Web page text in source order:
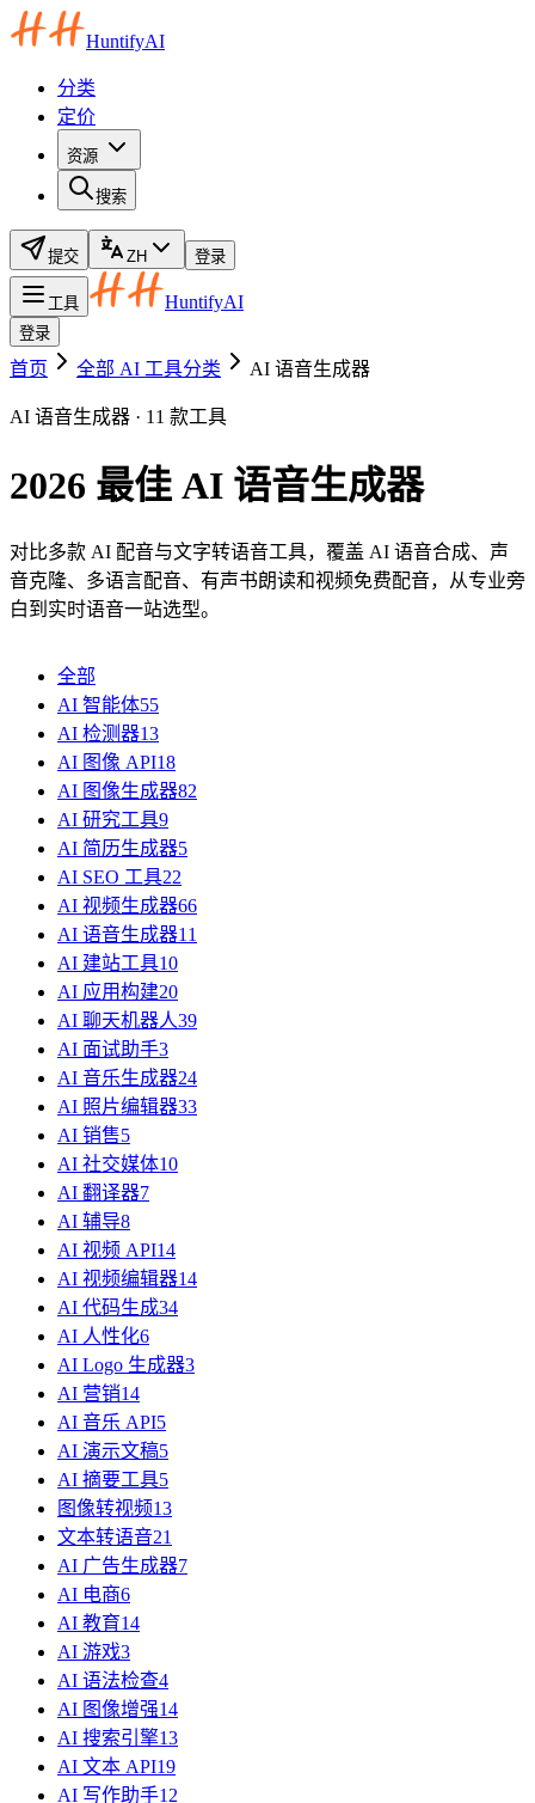
HuntifyAI
分类
定价
资源
搜索
提交 ZH 登录
工具 HuntifyAI
登录
首页 全部 AI 工具分类 AI 语音生成器
AI 语音生成器 · 11 款工具
2026 最佳 AI 语音生成器
对比多款 AI 配音与文字转语音工具，覆盖 AI 语音合成、声
音克隆、多语言配音、有声书朗读和视频免费配音，从专业旁
白到实时语音一站选型。
全部
AI 智能体55
AI 检测器13
AI 图像 API18
AI 图像生成器82
AI 研究工具9
AI 简历生成器5
AI SEO 工具22
AI 视频生成器66
AI 语音生成器11
AI 建站工具10
AI 应用构建20
AI 聊天机器人39
AI 面试助手3
AI 音乐生成器24
AI 照片编辑器33
AI 销售5
AI 社交媒体10
AI 翻译器7
AI 辅导8
AI 视频 API14
AI 视频编辑器14
AI 代码生成34
AI 人性化6
AI Logo 生成器3
AI 营销14
AI 音乐 API5
AI 演示文稿5
AI 摘要工具5
图像转视频13
文本转语音21
AI 广告生成器7
AI 电商6
AI 教育14
AI 游戏3
AI 语法检查4
AI 图像增强14
AI 搜索引擎13
AI 文本 API19
AI 写作助手12